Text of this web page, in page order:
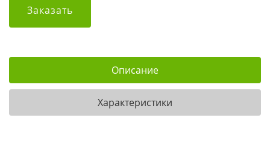
Заказать
Описание
Характеристики